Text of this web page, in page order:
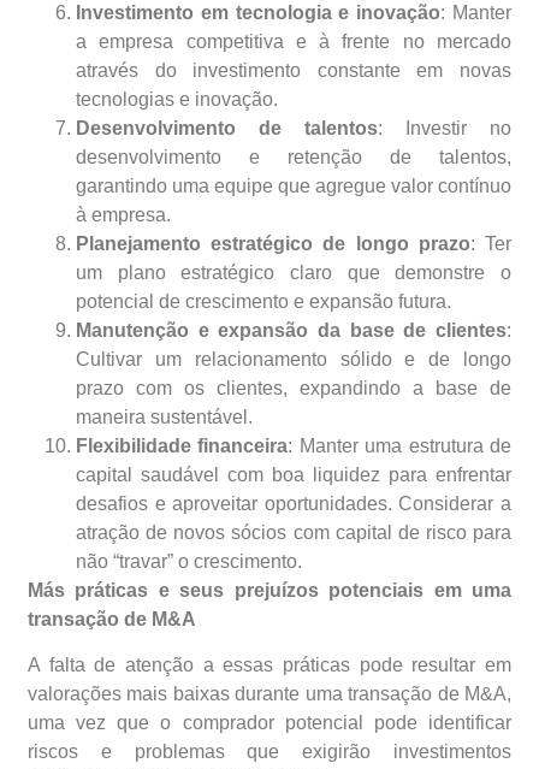
Investimento em tecnologia e inovação: Manter
a empresa competitiva e à frente no mercado
através do investimento constante em novas
tecnologias e inovação.
Desenvolvimento de talentos: Investir no
desenvolvimento e retenção de talentos,
garantindo uma equipe que agregue valor contínuo
à empresa.
Planejamento estratégico de longo prazo: Ter
um plano estratégico claro que demonstre o
potencial de crescimento e expansão futura.
Manutenção e expansão da base de clientes:
Cultivar um relacionamento sólido e de longo
prazo com os clientes, expandindo a base de
maneira sustentável.
Flexibilidade financeira: Manter uma estrutura de
capital saudável com boa liquidez para enfrentar
desafios e aproveitar oportunidades. Considerar a
atração de novos sócios com capital de risco para
não “travar” o crescimento.
Más práticas e seus prejuízos potenciais em uma
transação de M&A
A falta de atenção a essas práticas pode resultar em
valorações mais baixas durante uma transação de M&A,
uma vez que o comprador potencial pode identificar
riscos e problemas que exigirão investimentos